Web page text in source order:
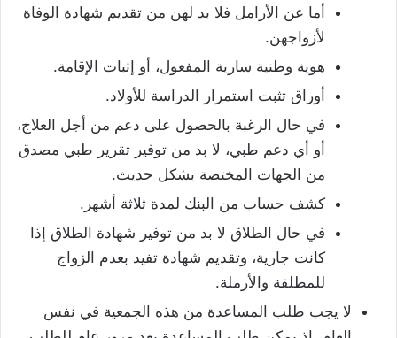
أما عن الأرامل فلا بد لهن من تقديم شهادة الوفاة
لأزواجهن.
هوية وطنية سارية المفعول، أو إثبات الإقامة.
أوراق تثبت استمرار الدراسة للأولاد.
في حال الرغبة بالحصول على دعم من أجل العلاج،
أو أي دعم طبي، لا بد من توفير تقرير طبي مصدق
من الجهات المختصة بشكل حديث.
كشف حساب من البنك لمدة ثلاثة أشهر.
في حال الطلاق لا بد من توفير شهادة الطلاق إذا
كانت جارية، وتقديم شهادة تفيد بعدم الزواج
للمطلقة والأرملة.
لا يجب طلب المساعدة من هذه الجمعية في نفس